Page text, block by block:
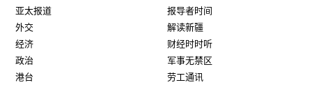
亚太报道
外交
经济
政治
港台
报导者时间
解读新疆
财经时时听
军事无禁区
劳工通讯